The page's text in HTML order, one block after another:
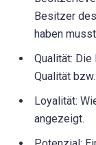
Besitzer
haben
Qualität:
Qualität
Loyalität:
angezeigt.